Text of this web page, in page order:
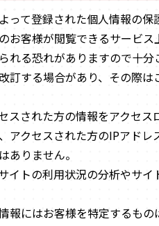
って登録された個人情報の保
お客様が閲覧できるサービ
れる恐れがありますので十分
訂する場合があり、その際は
スされた方の情報をアクセス
アクセスされた方のIPアド
ありません。
イトの利用状況の分析やサ
報にはお客様を特定するも